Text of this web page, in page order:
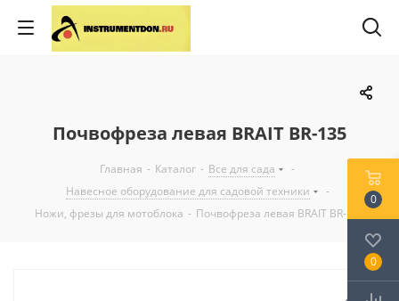
Почвофреза левая BRAIT BR-135
Главная - Каталог - Все для сада
-
Навесное оборудование для садовой техники
-
Ножи, фрезы для мотоблока - Почвофреза левая BRAIT BR-135
0
0